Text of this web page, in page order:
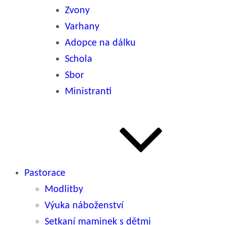
Zvony
Varhany
Adopce na dálku
Schola
Sbor
Ministranti
Pastorace
Modlitby
Výuka náboženství
Setkaní maminek s dětmi